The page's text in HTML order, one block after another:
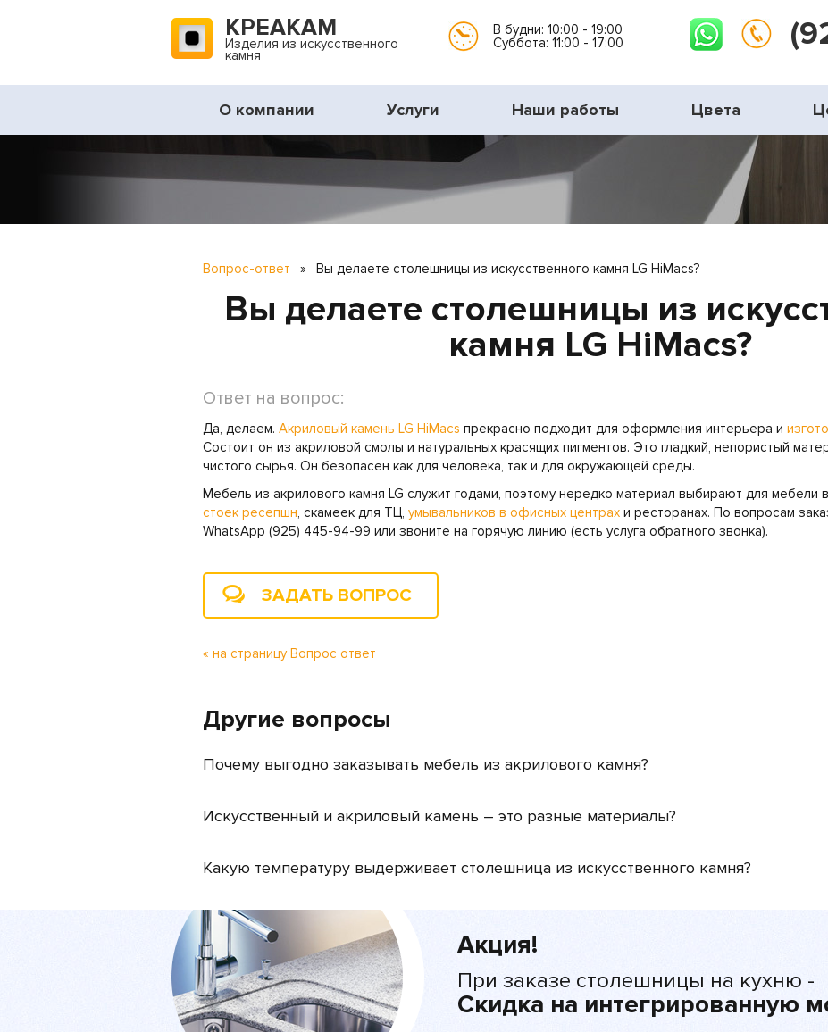
КРЕАКАМ
Изделия из искусственного
камня
В будни: 10:00 - 19:00
Суббота: 11:00 - 17:00
О компании Услуги Наши работы Цвета
Вопрос-ответ » Вы делаете столешницы из искусственного камня LG HiMacs?
Вы делаете столешницы из
камня LG HiMacs?
Ответ на вопрос:
Да, делаем. Акриловый камень LG HiMacs прекрасно подходит для оформления интерьера и
Состоит он из акриловой смолы и натуральных красящих пигментов. Это гладкий, непористый
чистого сырья. Он безопасен как для человека, так и для окружающей среды.
Мебель из акрилового камня LG служит годами, поэтому нередко материал выбирают для мебели
стоек ресепшн, скамеек для ТЦ, умывальников в офисных центрах и ресторанах. По вопросам
WhatsApp (925) 445-94-99 или звоните на горячую линию (есть услуга обратного звонка).
ЗАДАТЬ ВОПРОС
« на страницу Вопрос ответ
Другие вопросы
Почему выгодно заказывать мебель из акрилового камня?
Искусственный и акриловый камень – это разные материалы?
Какую температуру выдерживает столешница из искусственного камня?
Акция!
При заказе столешницы на кухню -
Скидка на интегрированную